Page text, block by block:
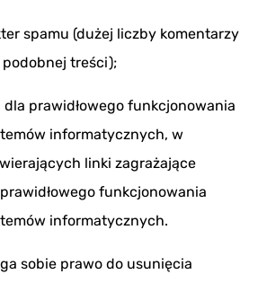
spamu (dużej liczby komentarzy
treści);
prawidłowego funkcjonowania
informatycznych, w
linki zagrażające
funkcjonowania
informatycznych.
sobie prawo do usunięcia